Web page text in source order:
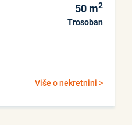
50 m2
Trosoban
Više o nekretnini >